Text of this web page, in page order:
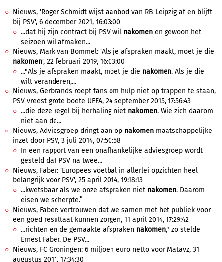
Nieuws, 'Roger Schmidt wijst aanbod van RB Leipzig af en blijft
bij PSV', 6 december 2021, 16:03:00
...dat hij zijn contract bij PSV wil nakomen en gewoon het
seizoen wil afmaken...
Nieuws, Mark van Bommel: 'Als je afspraken maakt, moet je die
nakomen', 22 februari 2019, 16:03:00
..."Als je afspraken maakt, moet je die nakomen. Als je die
wilt veranderen,...
Nieuws, Gerbrands roept fans om hulp niet op trappen te staan,
PSV vreest grote boete UEFA, 24 september 2015, 17:56:43
...die deze regel bij herhaling niet nakomen. Wie zich daarom
niet aan de...
Nieuws, Adviesgroep dringt aan op nakomen maatschappelijke
inzet door PSV, 3 juli 2014, 07:50:58
In een rapport van een onafhankelijke adviesgroep wordt
gesteld dat PSV na twee...
Nieuws, Faber: 'Europees voetbal in allerlei opzichten heel
belangrijk voor PSV', 25 april 2014, 19:18:13
...kwetsbaar als we onze afspraken niet nakomen. Daarom
eisen we scherpte.”
Nieuws, Faber: vertrouwen dat we samen met het publiek voor
een goed resultaat kunnen zorgen, 11 april 2014, 17:29:42
...richten en de gemaakte afspraken nakomen," zo stelde
Ernest Faber. De PSV...
Nieuws, FC Groningen: 6 miljoen euro netto voor Matavz, 31
augustus 2011, 17:34:30